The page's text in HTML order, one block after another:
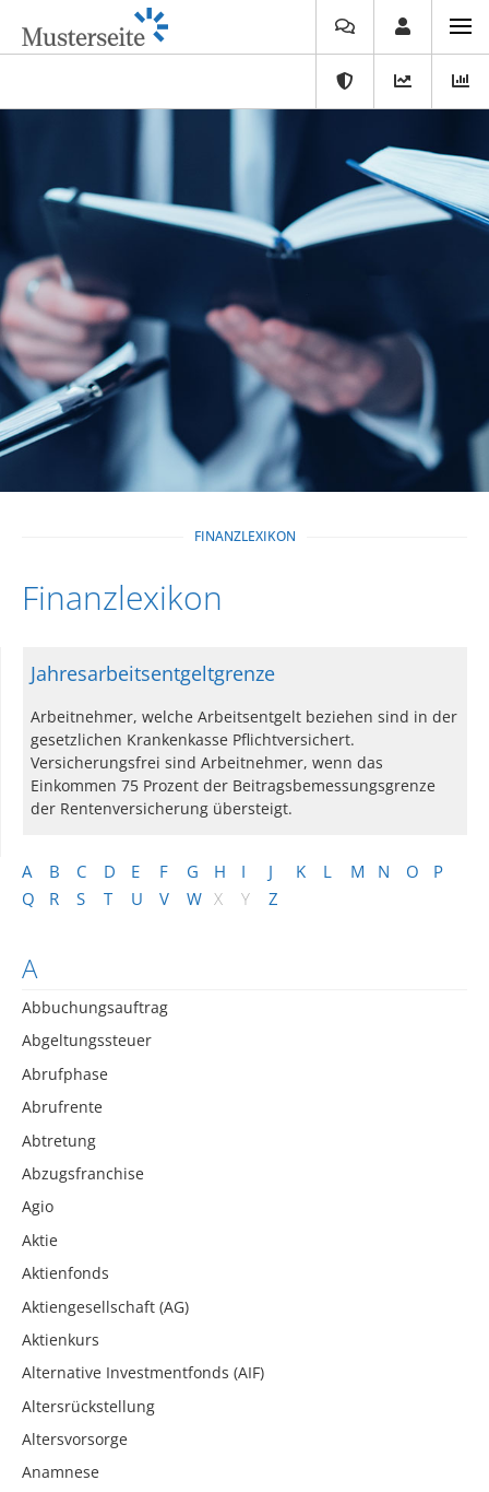
FINANZLEXIKON
Finanzlexikon
A B C D E F G H I J K L M N O
P
Q
R S T U V W X Y Z
A
Abbuchungsauftrag
Abgeltungssteuer
Abrufphase
Abrufrente
Abtretung
Abzugsfranchise
Agio
Aktie
Aktienfonds
Aktiengesellschaft (AG)
Aktienkurs
Alternative Investmentfonds (AIF)
Altersrückstellung
Altersvorsorge
Anamnese
Jahresarbeitsentgeltgrenze
Arbeitnehmer, welche Arbeitsentgelt beziehen sind in der
gesetzlichen Krankenkasse Pflichtversichert.
Versicherungsfrei sind Arbeitnehmer, wenn das
Einkommen 75 Prozent der Beitragsbemessungsgrenze
der Rentenversicherung übersteigt.